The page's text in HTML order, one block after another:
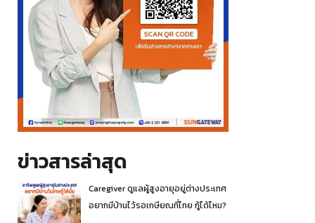
ข่าวสารล่าสุด
Caregiver ดูแลผู้สูงอายุอยู่ต่างประเทศ
อยากมีบ้านไว้รอเกษียณที่ไทย กู้ได้ไหม?